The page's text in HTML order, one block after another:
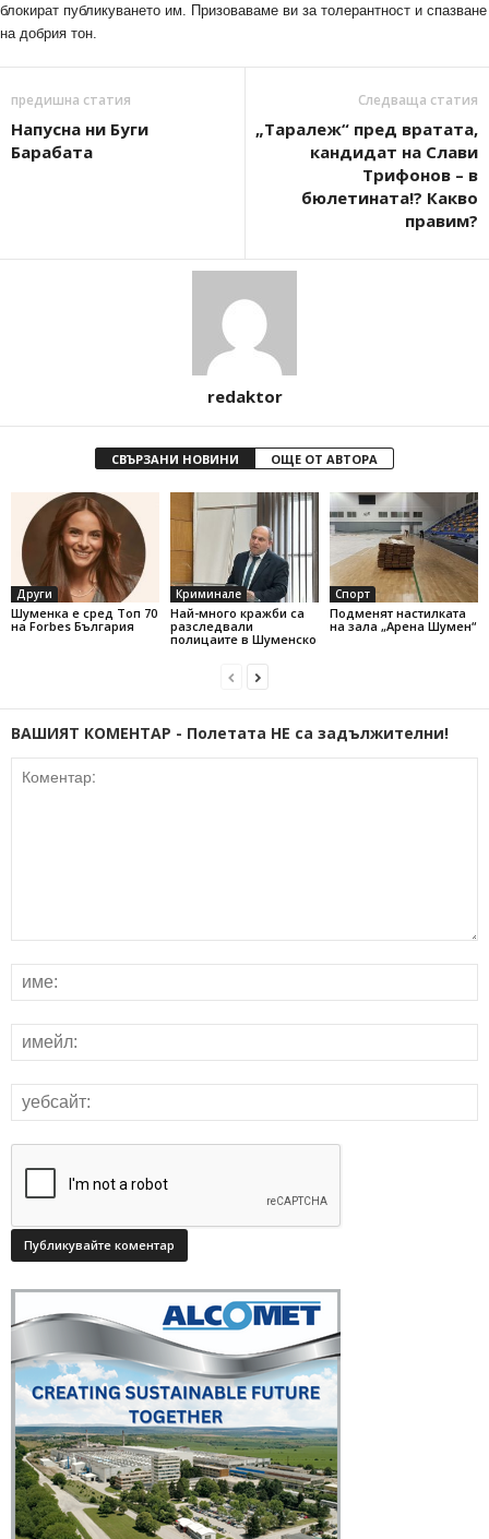
блокират публикуването им. Призоваваме ви за толерантност и спазване
на добрия тон.
предишна статия
Напусна ни Буги
Барабата
Следваща статия
„Таралеж“ пред вратата,
кандидат на Слави
Трифонов – в
бюлетината!? Какво
правим?
redaktor
СВЪРЗАНИ НОВИНИ ОЩЕ ОТ АВТОРА
Други
Шуменка е сред Топ 70
на Forbes България
Криминале
Най-много кражби са
разследвали
полицаите в Шуменско
Спорт
Подменят настилката
на зала „Арена Шумен“
ВАШИЯТ КОМЕНТАР - Полетата НЕ са задължителни!